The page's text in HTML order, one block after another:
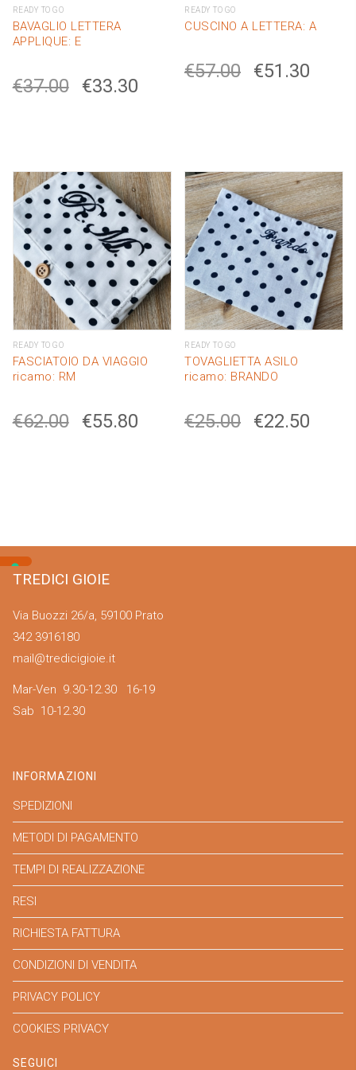
READY TO GO
BAVAGLIO LETTERA
APPLIQUE: E
€37.00 €33.30
READY TO GO
CUSCINO A LETTERA: A
€57.00 €51.30
READY TO GO
FASCIATOIO DA VIAGGIO
ricamo: RM
€62.00 €55.80
READY TO GO
TOVAGLIETTA ASILO
ricamo: BRANDO
€25.00 €22.50
TREDICI GIOIE
Via Buozzi 26/a, 59100 Prato
342 3916180
mail@tredicigioie.it
Mar-Ven 9.30-12.30 16-19
Sab 10-12.30
INFORMAZIONI
SPEDIZIONI
METODI DI PAGAMENTO
TEMPI DI REALIZZAZIONE
RESI
RICHIESTA FATTURA
CONDIZIONI DI VENDITA
PRIVACY POLICY
COOKIES PRIVACY
SEGUICI